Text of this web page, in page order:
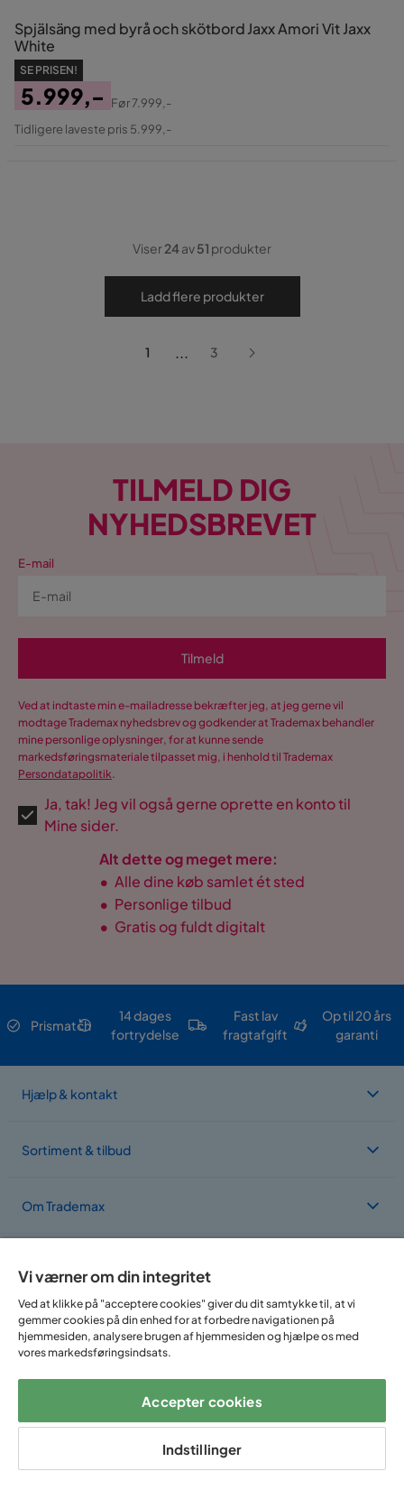
Spjälsäng med byrå och skötbord Jaxx Amori Vit Jaxx
White
SE PRISEN!
Pris
5.999,-
Original
Før7.999,-
Tidligere laveste pris 5.999,-
Viser24av51 produkter
Ladd flere produkter
1 ... 3
TILMELD DIG
NYHEDSBREVET
E-mail
Tilmeld
Ved at indtaste min e-mailadresse bekræfter jeg, at jeg gerne vil
modtage Trademax nyhedsbrev og godkender at Trademax behandler
mine personlige oplysninger, for at kunne sende
markedsføringsmateriale tilpasset mig, i henhold til Trademax
Persondatapolitik.
Ja, tak! Jeg vil også gerne oprette en konto til
Mine sider.
Alt dette og meget mere:
• Alle dine køb samlet ét sted
• Personlige tilbud
• Gratis og fuldt digitalt
Prismatch
14 dages
fortrydelse
Fast lav
fragtafgift
Op til 20 års
garanti
Hjælp & kontakt
Sortiment & tilbud
Om Trademax
Vi findes i flere forskellige lande
Følg os på:
Vi værner om din integritet
Ved at klikke på "acceptere cookies" giver du dit samtykke til, at vi
gemmer cookies på din enhed for at forbedre navigationen på
hjemmesiden, analysere brugen af hjemmesiden og hjælpe os med
vores markedsføringsindsats.
Accepter cookies
Indstillinger